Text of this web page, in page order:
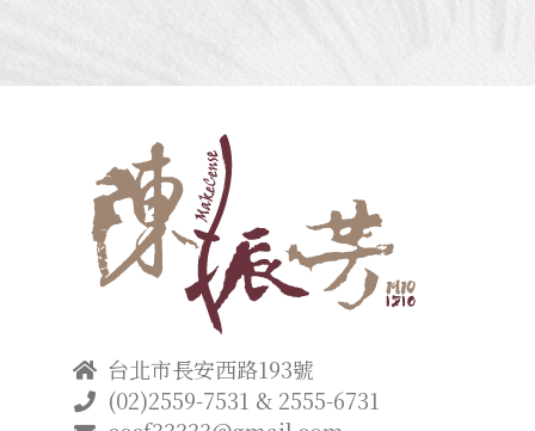
台北市長安西路193號
(02)2559-7531 & 2555-6731